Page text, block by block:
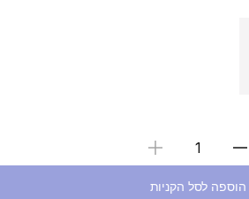
בחירת כמות
הוספה לסל הקניות